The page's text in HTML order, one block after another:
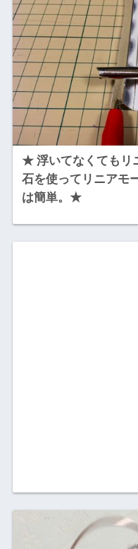
★ 浮いてなくても
石を使ってリニア
は簡単。★